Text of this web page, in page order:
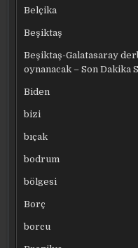
Belçika
Beşiktaş
Beşiktaş-Galatasaray
oynanacak – Son Dakika
Biden
bizi
bıçak
bodrum
bölgesi
Borç
borcu